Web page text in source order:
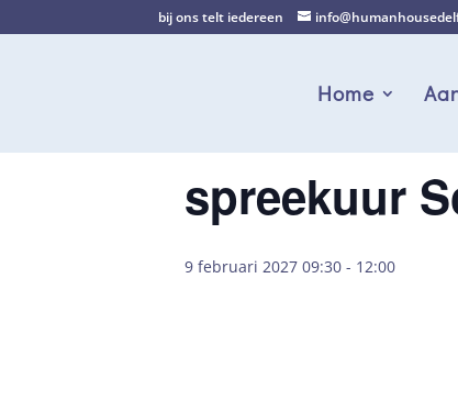
bij ons telt iedereen
Home
spreekuur
9 februari 2027 09:30 - 12:00